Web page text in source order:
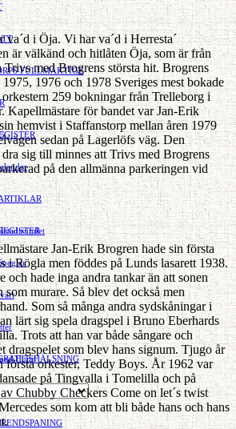
FULLMÄKTIGE
Hund
i Öja. Vi har va´d i Herresta´
är välkänd och hitlåten Öja, som är från
Trivs med Brogrens största hit. Brogrens
1976 och 1978 Sveriges mest bokade
259 bokningar från Trelleborg i
Kapellmästare för bandet var Jan-Erik
hemvist i Staffanstorp mellan åren 1979
sedan på Lagerlöfs väg. Den
sig till minnes att Trivs med Brogrens
på den allmänna parkeringen vid
Jan-Erik Brogren hade sin första
i Rögla men föddes på Lunds lasarett 1938.
och hade inga andra tankar än att sonen
murare. Så blev det också men
Som så många andra sydskåningar i
lärt sig spela dragspel i Bruno Eberhards
Trots att han var både sångare och
dragspelet som blev hans signum. Tjugo år
första orkester, Teddy Boys. År 1962 var
på Tingvalla i Tomelilla och på
Chubby Checkers Come on let´s twist
som kom att bli både hans och hans